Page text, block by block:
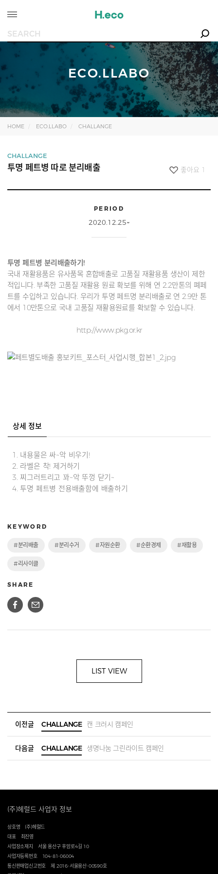
ECO.LLABO
HOME ECO.LLABO CHALLANGE
CHALLANGE
투명 페트병 따로 분리배출 좋아요 1
PERIOD
2020.12.25~
투명 페트병 분리배출하기!
국내 재활용품은 유사품목 혼합배출로 고품질 재활용품 생산이 제한
적입니다. 부족한 고품질 재활용 원료 확보를 위해 연 2.2만톤의 폐페
트를 수입하고 있습니다. 우리가 투명 페트명 분리배출로 연 2.9만 톤
에서 10만톤으로 국내 고품질 재활용원료를 확보할 수 있습니다.
http://www.pkg.or.kr
상세 정보
1. 내용물은 싸~악 비우기!
2. 라벨은 착! 제거하기
3. 찌그러트리고 꽈~악 뚜껑 닫기~
4. 투명 페트병 전용배출함에 배출하기
KEYWORD
#분리배출 #분리수거 #자원순환 #순환경제 #재활용
#리사이클
SHARE
LIST VIEW
이전글 CHALLANGE 캔 크러시 캠페인
다음글 CHALLANGE 생명나눔 그린라이트 캠페인
(주)헤럴드 사업자 정보
상호명
(주)헤럴드
대표
최진영
사업장소재지
서울 용산구 후암로4길 10
사업자등록번호
104-81-06004
통신판매업신고번호
제 2016-서울용산-00590호